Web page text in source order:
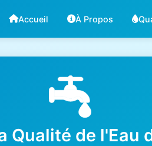
Accueil À Propos
Qualité de l'Eau